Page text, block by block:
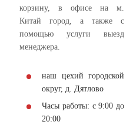
корзину, в офисе на м.
Китай город, а также с
помощью услуги выезд
менеджера.
наш цехий городской
округ, д. Дятлово
Часы работы: с 9:00 до
20:00